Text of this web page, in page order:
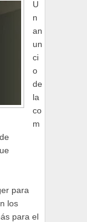
U
n
an
un
ci
o
de
la
co
m
para
los
para el